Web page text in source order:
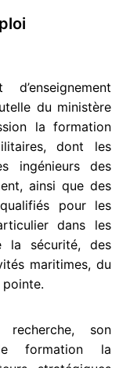
du ministère
la formation
dont les
ingénieurs des
ainsi que des
pour les
dans les
la sécurité, des
maritimes, du
son
formation la